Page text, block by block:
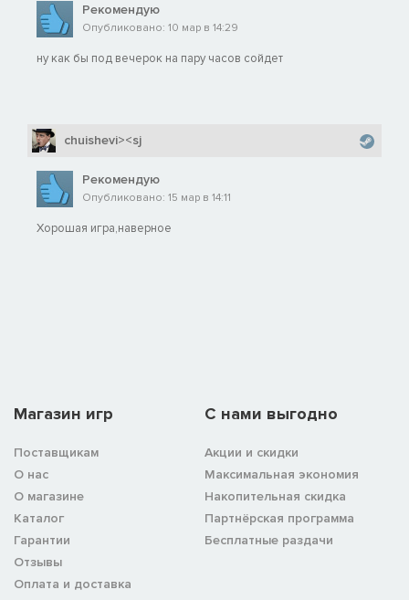
Рекомендую
Опубликовано: 10 мар в 14:29
ну как бы под вечерок на пару часов сойдет
chuishevi><sj
Рекомендую
Опубликовано: 15 мар в 14:11
Хорошая игра,наверное
Магазин игр
Поставщикам
О нас
О магазине
Каталог
Гарантии
Отзывы
Оплата и доставка
C нами выгодно
Акции и скидки
Максимальная экономия
Накопительная скидка
Партнёрская программа
Бесплатные раздачи